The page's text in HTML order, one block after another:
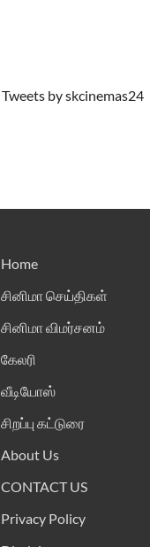
Tweets by skcinemas24
Home
சினிமா செய்திகள்
சினிமா விமர்சனம்
கேலரி
வீடியோஸ்
சிறப்பு கட்டுரை
About Us
CONTACT US
Privacy Policy